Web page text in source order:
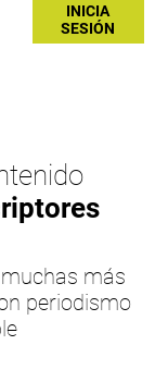
INICIA
SESIÓN
más
periodismo